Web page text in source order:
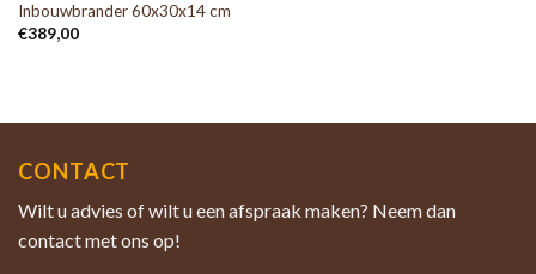
Inbouwbrander 60x30x14 cm
€389,00
CONTACT
Wilt u advies of wilt u een afspraak maken? Neem dan
contact met ons op!